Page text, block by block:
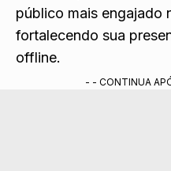
público mais engajado
fortalecendo sua
offline.
- - CONTINUA